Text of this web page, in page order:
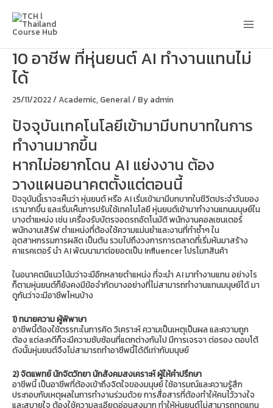
content
10 อาชีพ ที่หุ่นยนต์ AI ทำงานแทนไม่
ได้
25/11/2022/Academic, General/ By admin
ปัจจุบันเทคโนโลยีเข้ามามีบทบาทในการ
ทำงานมากขึ้น
หากไม่อยากโดน AI แย่งงาน ต้อง
วางแผนอนาคตตั้งแต่ตอนนี้
ปัจจุบันนี้เราจะเห็นว่า หุ่นยนต์ หรือ AI เริ่มเข้ามามีบทบาทในชีวิตประจำวันของ
เรามากขึ้น และเริ่มเห็นการปรับใช้เทคโนโลยี หุ่นยนต์เข้ามาทำงานแทนมนุษย์ใน
บางตำแหน่ง เช่น เครื่องรับบัตรจอดรถอัตโนมัติ พนักงานคอลเซนเตอร์
พนักงานเสิร์ฟ ตำแหน่งที่ต้องใช้ความแม่นยำและงานที่ทำซ้ำๆ ใน
อุตสาหกรรมการผลิต เป็นต้น รวมไปถึงวงการการตลาดที่เริ่มหันมาสร้าง
คาแรคเตอร์ นำ AI พัฒนามาต่อยอดเป็น Influencer โปรโมทสินค้า
ในอนาคตมีแนวโน้มว่าจะมีอีกหลายตำแหน่ง ที่จะนำ AI มาทำงานแทน อย่างไร
ก็ตามหุ่นยนต์ก็ยังคงมีข้อจำกัดบางอย่างที่ไม่สามารถทำงานแทนมนุษย์ได้ มา
ดูกันว่าจะมีอาชีพไหนบ้าง
1) ทนายความ ผู้พิพาษา
อาชีพนี้ต้องใช้ตรรกะในการคิด วิเคราะห์ ความเป็นเหตุเป็นผล และความถูก
ต้อง แต่ละคดีก็จะมีความซับซ้อนที่แตกต่างกันไป มีการเจรจา ต่อรอง ตอบโต้
ดังนั้นหุ่นยนต์จึงไม่สามารถทำอาชีพนี้ได้ดีเท่ากับมนุษย์
2) จิตแพทย์ นักจิตวิทยา นักสังคมสงเคราะห์ ผู้ให้คำปรึกษา
อาชีพนี้ เป็นอาชีพที่ต้องเข้าถึงจิตใจของมนุษย์ ใช้อารมณ์และความรู้สึก
ประกอบกับเหตุผลในการทำงานร่วมด้วย การสื่อสารที่ต้องทำให้คนไว้วางใจ
และสบายใจ ต้องใช้ความละเอียดอ่อนสูงมาก ทำให้หุ่นยนต์ไม่สามารถทดแทน